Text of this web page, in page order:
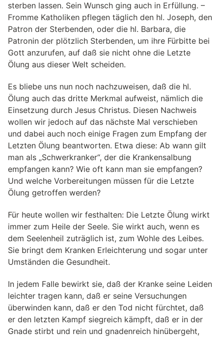
sterben lassen. Sein Wunsch ging auch in Erfüllung. –
Fromme Katholiken pflegen täglich den hl. Joseph, den
Patron der Sterbenden, oder die hl. Barbara, die
Patronin der plötzlich Sterbenden, um ihre Fürbitte bei
Gott anzurufen, auf daß sie nicht ohne die Letzte
Ölung aus dieser Welt scheiden.
Es bliebe uns nun noch nachzuweisen, daß die hl.
Ölung auch das dritte Merkmal aufweist, nämlich die
Einsetzung durch Jesus Christus. Diesen Nachweis
wollen wir jedoch auf das nächste Mal verschieben
und dabei auch noch einige Fragen zum Empfang der
Letzten Ölung beantworten. Etwa diese: Ab wann gilt
man als „Schwerkranker“, der die Krankensalbung
empfangen kann? Wie oft kann man sie empfangen?
Und welche Vorbereitungen müssen für die Letzte
Ölung getroffen werden?
Für heute wollen wir festhalten: Die Letzte Ölung wirkt
immer zum Heile der Seele. Sie wirkt auch, wenn es
dem Seelenheil zuträglich ist, zum Wohle des Leibes.
Sie bringt dem Kranken Erleichterung und sogar unter
Umständen die Gesundheit.
In jedem Falle bewirkt sie, daß der Kranke seine Leiden
leichter tragen kann, daß er seine Versuchungen
überwinden kann, daß er den Tod nicht fürchtet, daß
er den letzten Kampf siegreich kämpft, daß er in der
Gnade stirbt und rein und gnadenreich hinübergeht,